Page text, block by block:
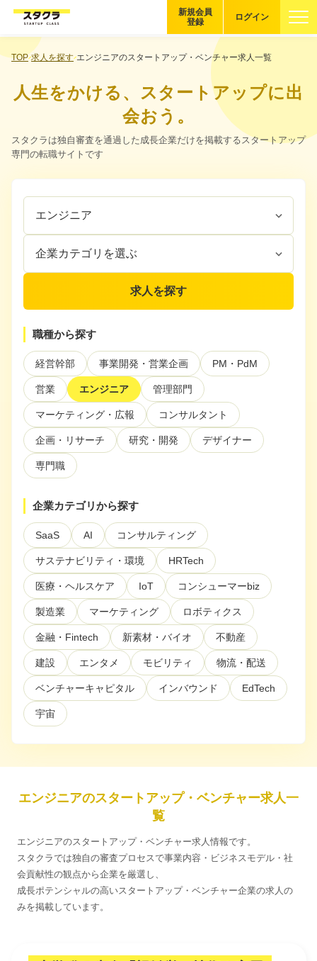
ブックマーク
企業を探す
適性診断 無料・5分
スタクラが選ばれる理由
スタートアップ厳選の仕組み
Startup Magazine
イベント・セミナー
特集記事
CEOインタビュー
転職
お問い合わせ
法人向け資料ダウンロード
/採用検討企業様へ
利用規約プライバシーポリシー採用情報 会社概要
採用検討企業様へ
パートナーの方へ
ログイン
新規会員
登録
TOP 求人を探す エンジニアのスタートアップ・ベンチャー求人一覧
人生をかける、スタートアップに出
会おう。
スタクラは独自審査を通過した成長企業だけを掲載するスタートアップ
専門の転職サイトです
職
を
企
カ
リ
選
求人を探す
職種から探す
経営幹部 事業開発・営業企画 PM・PdM
営業 エンジニア 管理部門
マーケティング・広報 コンサルタント
企画・リサーチ 研究・開発 デザイナー
専門職
企業カテゴリから探す
SaaS AI コンサルティング
サステナビリティ・環境 HRTech
医療・ヘルスケア IoT コンシューマーbiz
製造業 マーケティング ロボティクス
金融・Fintech 新素材・バイオ 不動産
建設 エンタメ モビリティ 物流・配送
ベンチャーキャピタル インバウンド EdTech
宇宙
エンジニアのスタートアップ・ベンチャー求人一
覧
エンジニアのスタートアップ・ベンチャー求人情報です。
スタクラでは独自の審査プロセスで事業内容・ビジネスモデル・社
会貢献性の観点から企業を厳選し、
成長ポテンシャルの高いスタートアップ・ベンチャー企業の求人の
みを掲載しています。